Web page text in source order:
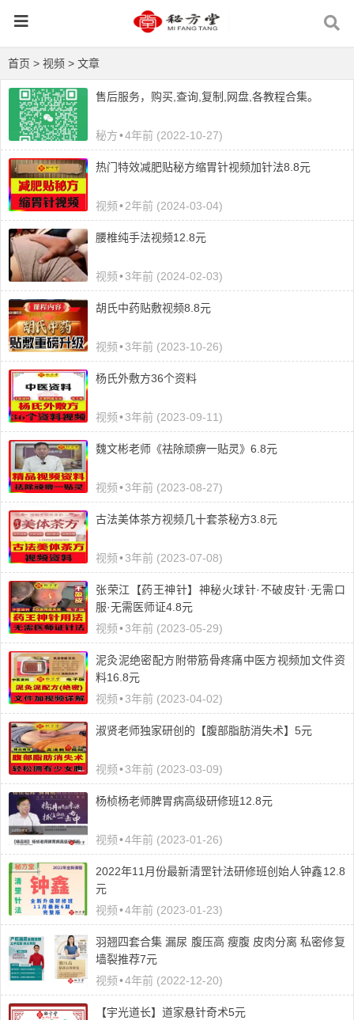
首页 > 视频 > 文章
售后服务，购买,查询,复制,网盘,各教程合集。
秘方•4年前 (2022-10-27)
热门特效减肥贴秘方缩胃针视频加针法8.8元
视频•2年前 (2024-03-04)
腰椎纯手法视频12.8元
视频•3年前 (2024-02-03)
胡氏中药贴敷视频8.8元
视频•3年前 (2023-10-26)
杨氏外敷方36个资料
视频•3年前 (2023-09-11)
魏文彬老师《祛除顽痹一贴灵》6.8元
视频•3年前 (2023-08-27)
古法美体茶方视频几十套茶秘方3.8元
视频•3年前 (2023-07-08)
张荣江【药王神针】神秘火球针·不破皮针·无需口
服·无需医师证4.8元
视频•3年前 (2023-05-29)
泥灸泥绝密配方附带筋骨疼痛中医方视频加文件资
料16.8元
视频•3年前 (2023-04-02)
​淑贤老师独家研创的【腹部脂肪消失术】5元
视频•3年前 (2023-03-09)
杨桢杨老师脾胃病高级研修班12.8元
视频•4年前 (2023-01-26)
2022年11月份最新清罡针法研修班创始人钟鑫12.8
元
视频•4年前 (2023-01-23)
羽翘四套合集 漏尿 腹压高 瘦腹 皮肉分离 私密修复
墙裂推荐7元
视频•4年前 (2022-12-20)
【宇光道长】道家悬针奇术5元